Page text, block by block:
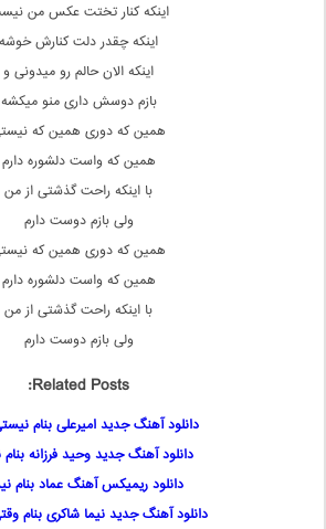
اینکه کنار تختت عکس من
اینکه چقدر دلت کنارش خوشه
اینکه الان حالم رو میدونی و
بازم دوسش داری منو میکشه
همین که دوری همین که
همین که واست دلشوره دارم
با اینکه راحت گذشتی از من
ولی بازم دوست دارم
همین که دوری همین که
همین که واست دلشوره دارم
با اینکه راحت گذشتی از من
ولی بازم دوست دارم
Related Posts:
دانلود آهنگ جدید امیرعلی بنام
دانلود آهنگ جدید وحید فرزانه
دانلود ریمیکس آهنگ عماد بنام
دانلود آهنگ جدید نیما شاکری بنام